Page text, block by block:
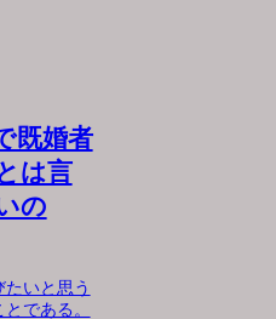
既婚者
は言
の
たいと思う
である。